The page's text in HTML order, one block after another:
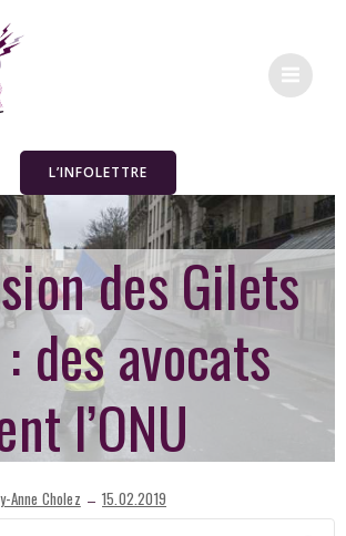
L’INFOLETTRE
des Gilets
des avocats
l’ONU
Anne Cholez – 15.02.2019